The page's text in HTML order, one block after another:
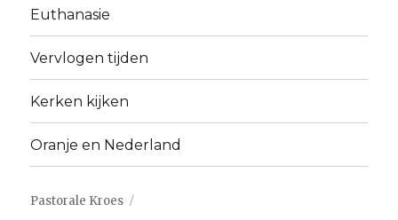
Euthanasie
Vervlogen tijden
Kerken kijken
Oranje en Nederland
Pastorale Kroes